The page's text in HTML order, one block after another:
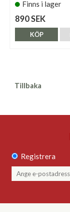
Finns i lager
890 SEK
KÖP
Tillbaka
Registrera